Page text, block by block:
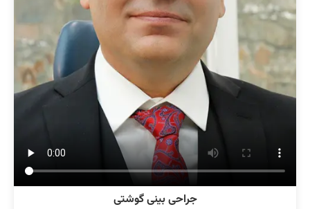
جراحی بینی گوشتی